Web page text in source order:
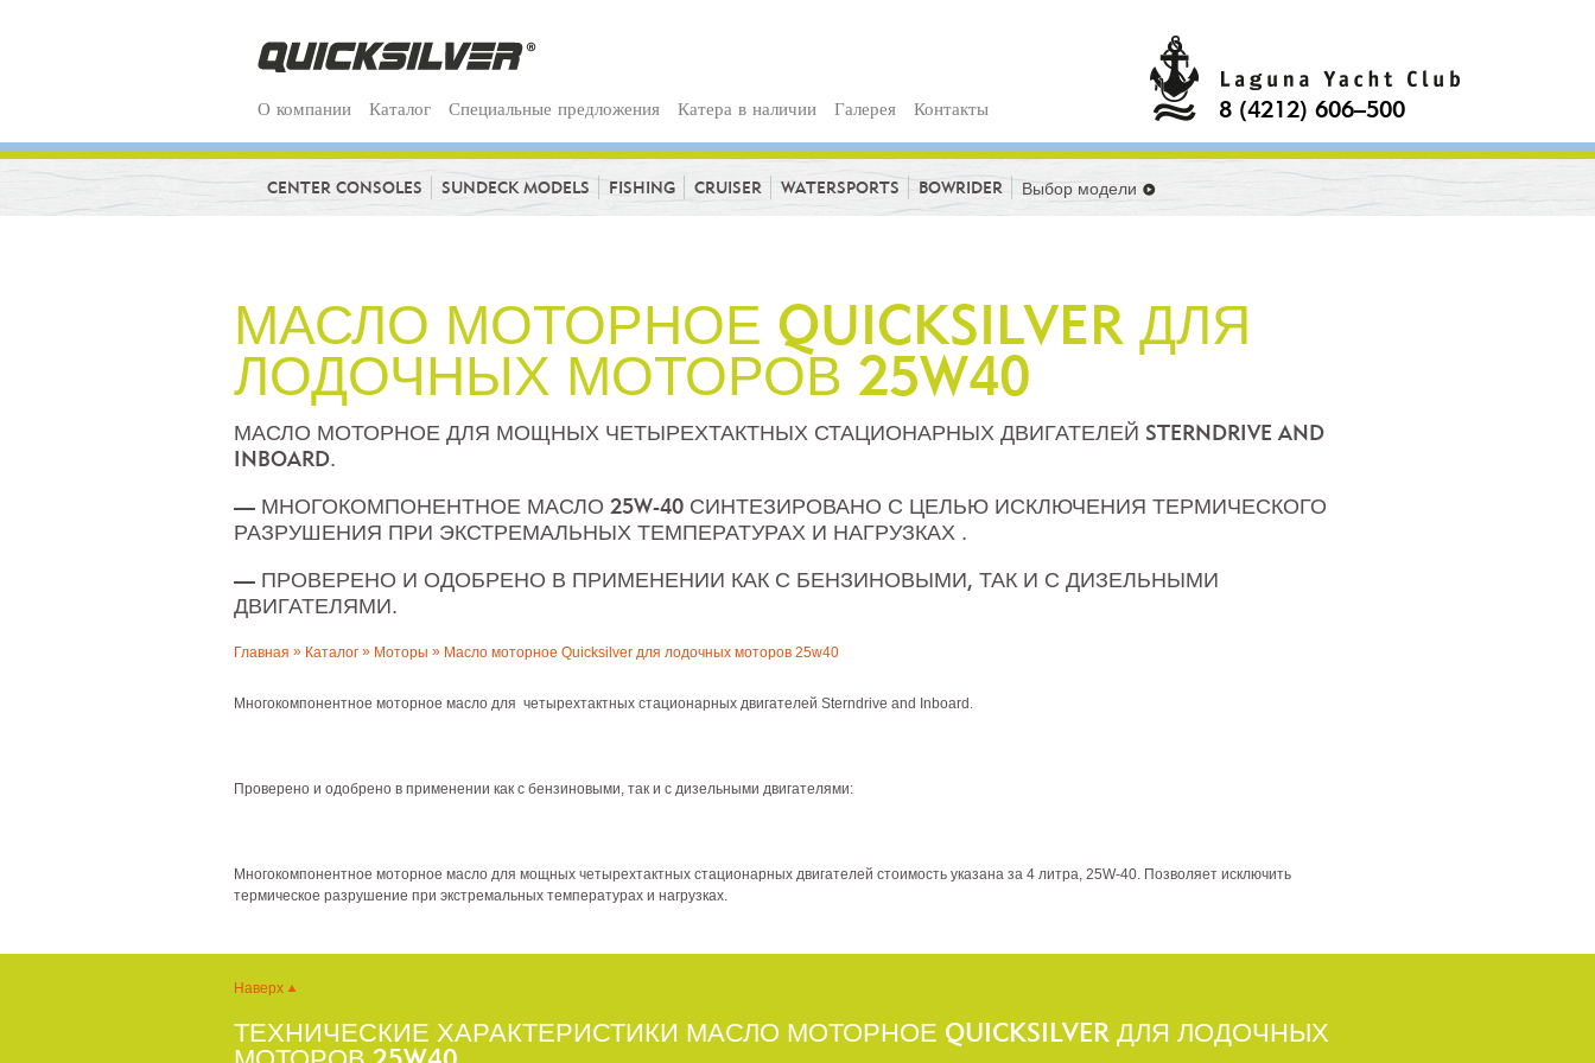
О компании Каталог Специальные предложения Катера в наличии Галерея Контакты
CENTER CONSOLES SUNDECK MODELS FISHING CRUISER WATERSPORTS BOWRIDER Выбор модели
8 (4212) 606–500
МАСЛО МОТОРНОЕ QUICKSILVER ДЛЯ
ЛОДОЧНЫХ МОТОРОВ 25W40
МАСЛО МОТОРНОЕ ДЛЯ МОЩНЫХ ЧЕТЫРЕХТАКТНЫХ СТАЦИОНАРНЫХ ДВИГАТЕЛЕЙ STERNDRIVE AND
INBOARD.
— МНОГОКОМПОНЕНТНОЕ МАСЛО 25W-40 СИНТЕЗИРОВАНО С ЦЕЛЬЮ ИСКЛЮЧЕНИЯ ТЕРМИЧЕСКОГО
РАЗРУШЕНИЯ ПРИ ЭКСТРЕМАЛЬНЫХ ТЕМПЕРАТУРАХ И НАГРУЗКАХ .
— ПРОВЕРЕНО И ОДОБРЕНО В ПРИМЕНЕНИИ КАК С БЕНЗИНОВЫМИ, ТАК И С ДИЗЕЛЬНЫМИ
ДВИГАТЕЛЯМИ.
Главная » Каталог » Моторы » Масло моторное Quicksilver для лодочных моторов 25w40
Многокомпонентное моторное масло для четырехтактных стационарных двигателей Sterndrive and Inboard.
Проверено и одобрено в применении как с бензиновыми, так и с дизельными двигателями:
Многокомпонентное моторное масло для мощных четырехтактных стационарных двигателей стоимость указана за 4 литра, 25W-40. Позволяет исключить
термическое разрушение при экстремальных температурах и нагрузках.
Наверх
ТЕХНИЧЕСКИЕ ХАРАКТЕРИСТИКИ МАСЛО МОТОРНОЕ QUICKSILVER ДЛЯ ЛОДОЧНЫХ